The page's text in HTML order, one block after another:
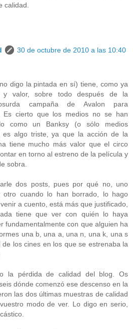
calidad.
30 de octubre de 2010 a las 10:40
digo la pintada en sí) tiene, como ya
y valor, sobre todo después de la
campaña de Avalon para
Es cierto que los medios no se han
como un Banksy (o sólo medios
es algo triste, ya que la acción de la
tiene mucho más valor que el circo
en torno al estreno de la película y
sobra.
dos posts, pues por qué no, uno
otro cuando lo han borrado, lo hago
a cuento, está más que justificado,
tiene que ver con quién lo haya
fundamentalmente con que alguien ha
una b, una a, una n, una k, una s
los cines en los que se estrenaba la
la pérdida de calidad del blog. Os
dónde comenzó ese descenso en la
las dos últimas muestras de calidad
modo de ver. Lo digo en serio,